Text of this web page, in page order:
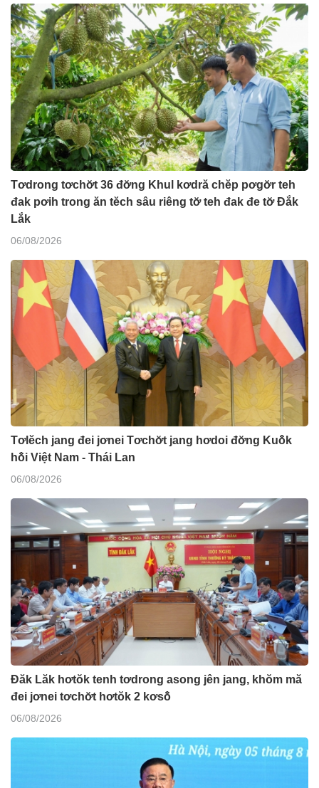
Tơdrong tơchơ̆t 36 đơ̆ng Khul kơdră chĕp pơgơ̆r teh
đak pơih trong ăn tĕch sâu riêng tơ̆ teh đak đe tơ̆ Đắk
Lắk
06/08/2026
Tơlĕch jang đei jơnei Tơchơ̆t jang hơdoi đơ̆ng Kuô̆k
hô̆i Việt Nam - Thái Lan
06/08/2026
Đăk Lăk hơtŏk tenh tơdrong asong jên jang, khŏm mă
đei jơnei tơchơ̆t hơtŏk 2 kơsô̆
06/08/2026